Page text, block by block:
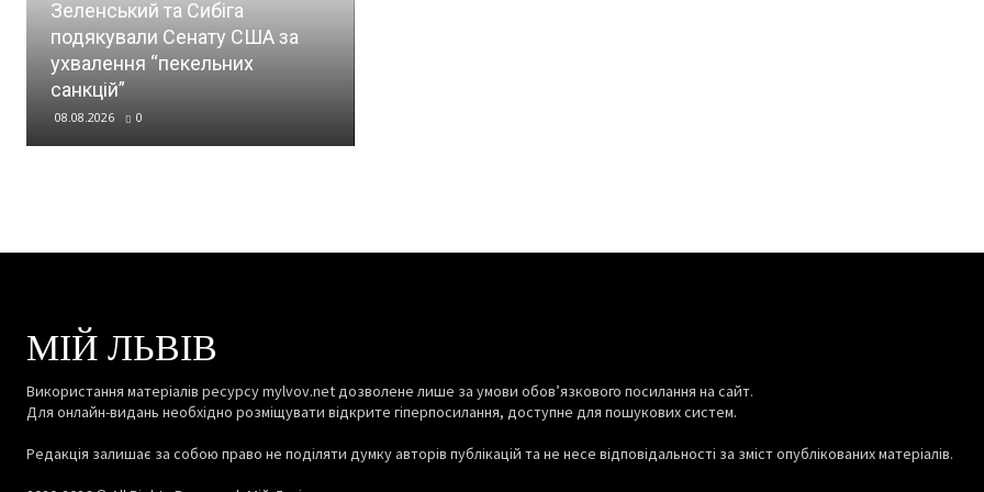
Зеленський та Сибіга
подякували Сенату США за
ухвалення “пекельних
санкцій”
08.08.2026 0
МІЙ ЛЬВІВ
Використання матеріалів ресурсу mylvov.net дозволене лише за умови обов’язкового посилання на сайт.
Для онлайн-видань необхідно розміщувати відкрите гіперпосилання, доступне для пошукових систем.
Редакція залишає за собою право не поділяти думку авторів публікацій та не несе відповідальності за зміст опублікованих матеріалів.